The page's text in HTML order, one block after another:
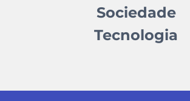
Sociedade
Tecnologia